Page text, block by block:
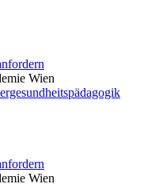
Wien
Wien